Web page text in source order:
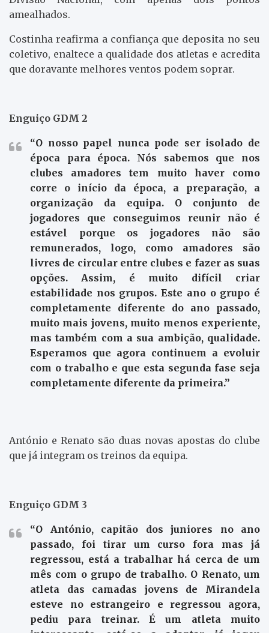
amealhados.
Costinha reafirma a confiança que deposita no seu
coletivo, enaltece a qualidade dos atletas e acredita
que doravante melhores ventos podem soprar.
Enguiço GDM 2
“O nosso papel nunca pode ser isolado de
época para época. Nós sabemos que nos
clubes amadores tem muito haver como
corre o início da época, a preparação, a
organização da equipa. O conjunto de
jogadores que conseguimos reunir não é
estável porque os jogadores não são
remunerados, logo, como amadores são
livres de circular entre clubes e fazer as suas
opções. Assim, é muito difícil criar
estabilidade nos grupos. Este ano o grupo é
completamente diferente do ano passado,
muito mais jovens, muito menos experiente,
mas também com a sua ambição, qualidade.
Esperamos que agora continuem a evoluir
com o trabalho e que esta segunda fase seja
completamente diferente da primeira.”
António e Renato são duas novas apostas do clube
que já integram os treinos da equipa.
Enguiço GDM 3
“O António, capitão dos juniores no ano
passado, foi tirar um curso fora mas já
regressou, está a trabalhar há cerca de um
mês com o grupo de trabalho. O Renato, um
atleta das camadas jovens de Mirandela
esteve no estrangeiro e regressou agora,
pediu para treinar. É um atleta muito